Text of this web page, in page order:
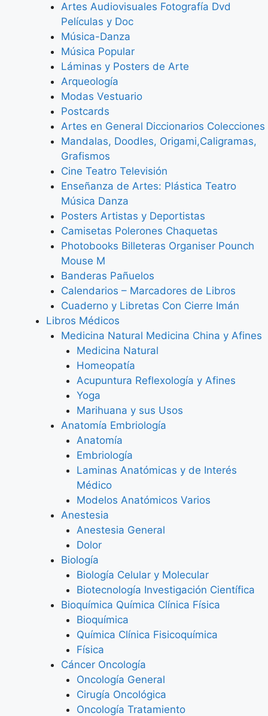
Artes Audiovisuales Fotografía Dvd
Películas y Doc
Música-Danza
Música Popular
Láminas y Posters de Arte
Arqueología
Modas Vestuario
Postcards
Artes en General Diccionarios Colecciones
Mandalas, Doodles, Origami,Caligramas,
Grafismos
Cine Teatro Televisión
Enseñanza de Artes: Plástica Teatro
Música Danza
Posters Artistas y Deportistas
Camisetas Polerones Chaquetas
Photobooks Billeteras Organiser Pounch
Mouse M
Banderas Pañuelos
Calendarios – Marcadores de Libros
Cuaderno y Libretas Con Cierre Imán
Libros Médicos
Medicina Natural Medicina China y Afines
Medicina Natural
Homeopatía
Acupuntura Reflexología y Afines
Yoga
Marihuana y sus Usos
Anatomía Embriología
Anatomía
Embriología
Laminas Anatómicas y de Interés
Médico
Modelos Anatómicos Varios
Anestesia
Anestesia General
Dolor
Biología
Biología Celular y Molecular
Biotecnología Investigación Científica
Bioquímica Química Clínica Física
Bioquímica
Química Clínica Fisicoquímica
Física
Cáncer Oncología
Oncología General
Cirugía Oncológica
Oncología Tratamiento